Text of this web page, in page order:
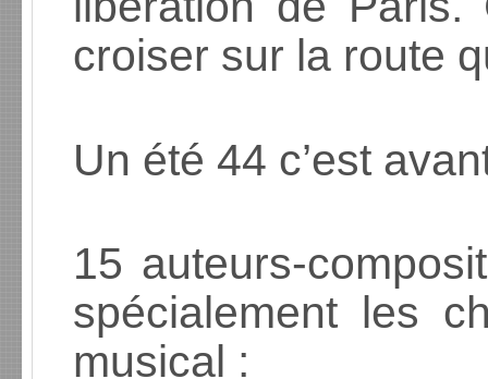
croiser sur la route
Un été 44 c’est
15 auteurs-
spécialement les
musical :